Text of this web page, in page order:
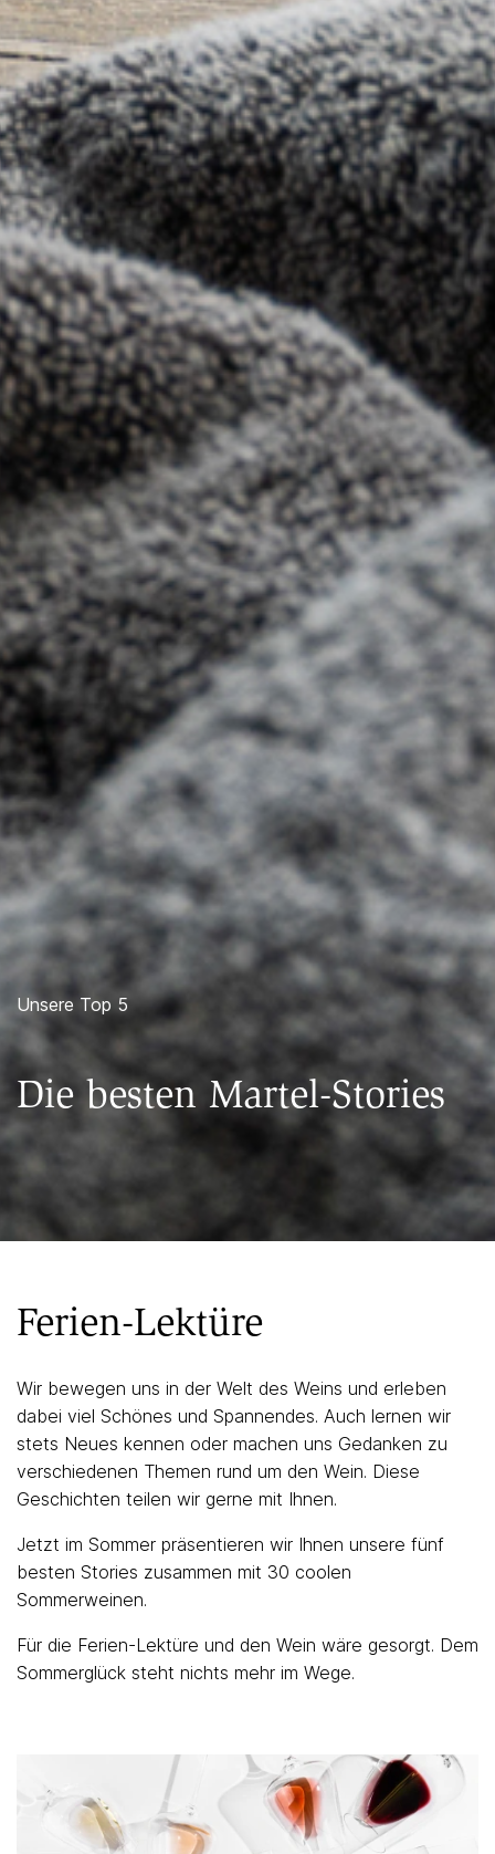
Unsere Top 5
Die besten Martel-Stories
Ferien-Lektüre
Wir bewegen uns in der Welt des Weins und erleben
dabei viel Schönes und Spannendes. Auch lernen wir
stets Neues kennen oder machen uns Gedanken zu
verschiedenen Themen rund um den Wein. Diese
Geschichten teilen wir gerne mit Ihnen.
Jetzt im Sommer präsentieren wir Ihnen unsere fünf
besten Stories zusammen mit 30 coolen
Sommerweinen.
Für die Ferien-Lektüre und den Wein wäre gesorgt. Dem
Sommerglück steht nichts mehr im Wege.